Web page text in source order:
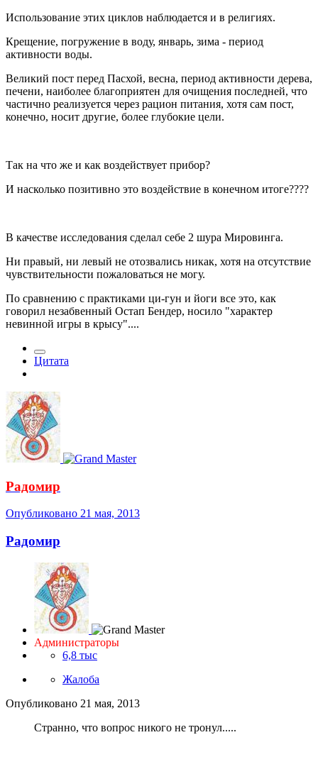
Использование этих циклов наблюдается и в религиях.
Крещение, погружение в воду, январь, зима - период
активности воды.
Великий пост перед Пасхой, весна, период активности дерева,
печени, наиболее благоприятен для очищения последней, что
частично реализуется через рацион питания, хотя сам пост,
конечно, носит другие, более глубокие цели.
Так на что же и как воздействует прибор?
И насколько позитивно это воздействие в конечном итоге????
В качестве исследования сделал себе 2 шура Мировинга.
Ни правый, ни левый не отозвались никак, хотя на отсутствие
чувствительности пожаловаться не могу.
По сравнению с практиками ци-гун и йоги все это, как
говорил незабвенный Остап Бендер, носило "характер
невинной игры в крысу"....
Цитата
Радомир
Опубликовано 21 мая, 2013
Радомир
Администраторы
6,8 тыс
Жалоба
Опубликовано 21 мая, 2013
Странно, что вопрос никого не тронул.....